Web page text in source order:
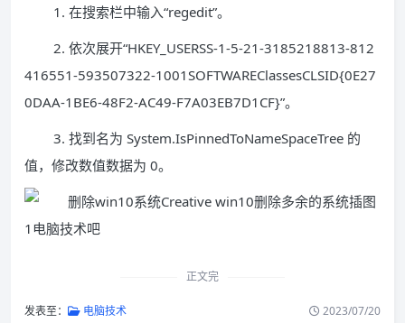
1. 在搜索栏中输入“regedit”。
2. 依次展开“HKEY_USERSS-1-5-21-3185218813-812
416551-593507322-1001SOFTWAREClassesCLSID{0E27
0DAA-1BE6-48F2-AC49-F7A03EB7D1CF}”。
3. 找到名为 System.IsPinnedToNameSpaceTree 的
值，修改数值数据为 0。
正文完
发表至： 电脑技术 2023/07/20